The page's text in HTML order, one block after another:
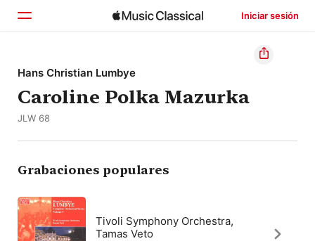
Iniciar sesión
Inicio
Explorar
Hans Christian Lumbye
Caroline Polka Mazurka
JLW 68
Grabaciones populares
Tivoli Symphony Orchestra,
Tamas Veto